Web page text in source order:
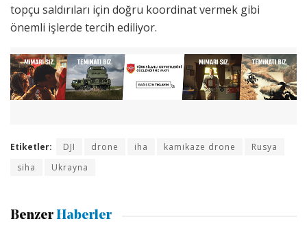
topçu saldırıları için doğru koordinat vermek gibi
önemli işlerde tercih ediliyor.
Etiketler: DJI drone iha kamikaze drone
Rusya
siha
Ukrayna
Benzer Haberler